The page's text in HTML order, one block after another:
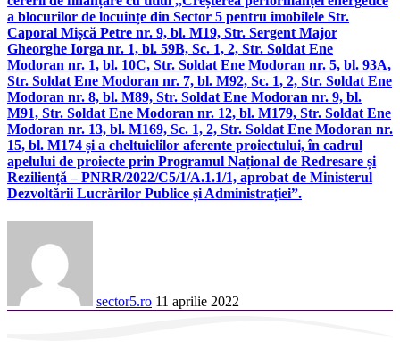
a blocurilor de locuințe din Sector 5 pentru imobilele Str.
Caporal Mișcă Petre nr. 9, bl. M19, Str. Sergent Major
Gheorghe Iorga nr. 1, bl. 59B, Sc. 1, 2, Str. Soldat Ene
Modoran nr. 1, bl. 10C, Str. Soldat Ene Modoran nr. 5, bl. 93A,
Str. Soldat Ene Modoran nr. 7, bl. M92, Sc. 1, 2, Str. Soldat Ene
Modoran nr. 8, bl. M89, Str. Soldat Ene Modoran nr. 9, bl.
M91, Str. Soldat Ene Modoran nr. 12, bl. M179, Str. Soldat Ene
Modoran nr. 13, bl. M169, Sc. 1, 2, Str. Soldat Ene Modoran nr.
15, bl. M174 și a cheltuielilor aferente proiectului, în cadrul
apelului de proiecte prin Programul Național de Redresare și
Reziliență – PNRR/2022/C5/1/A.1.1/1, aprobat de Ministerul
Dezvoltării Lucrărilor Publice și Administrației”.
sector5.ro 11 aprilie 2022